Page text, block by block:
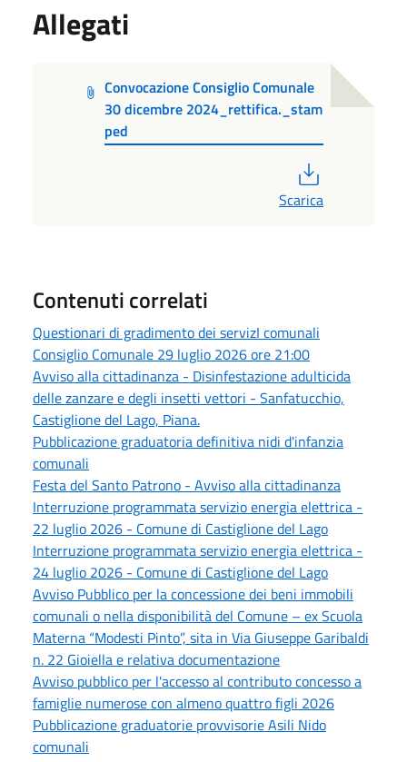
Allegati
Convocazione Consiglio Comunale
30 dicembre 2024_rettifica._stam
ped
Scarica
Contenuti correlati
Questionari di gradimento dei servizI comunali
Consiglio Comunale 29 luglio 2026 ore 21:00
Avviso alla cittadinanza - Disinfestazione adulticida
delle zanzare e degli insetti vettori - Sanfatucchio,
Castiglione del Lago, Piana.
Pubblicazione graduatoria definitiva nidi d'infanzia
comunali
Festa del Santo Patrono - Avviso alla cittadinanza
Interruzione programmata servizio energia elettrica -
22 luglio 2026 - Comune di Castiglione del Lago
Interruzione programmata servizio energia elettrica -
24 luglio 2026 - Comune di Castiglione del Lago
Avviso Pubblico per la concessione dei beni immobili
comunali o nella disponibilità del Comune – ex Scuola
Materna “Modesti Pinto”, sita in Via Giuseppe Garibaldi
n. 22 Gioiella e relativa documentazione
Avviso pubblico per l'accesso al contributo concesso a
famiglie numerose con almeno quattro figli 2026
Pubblicazione graduatorie provvisorie Asili Nido
comunali